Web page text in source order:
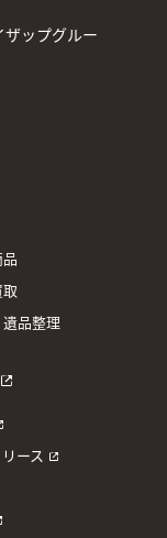
ザップグルー
品整理
ース